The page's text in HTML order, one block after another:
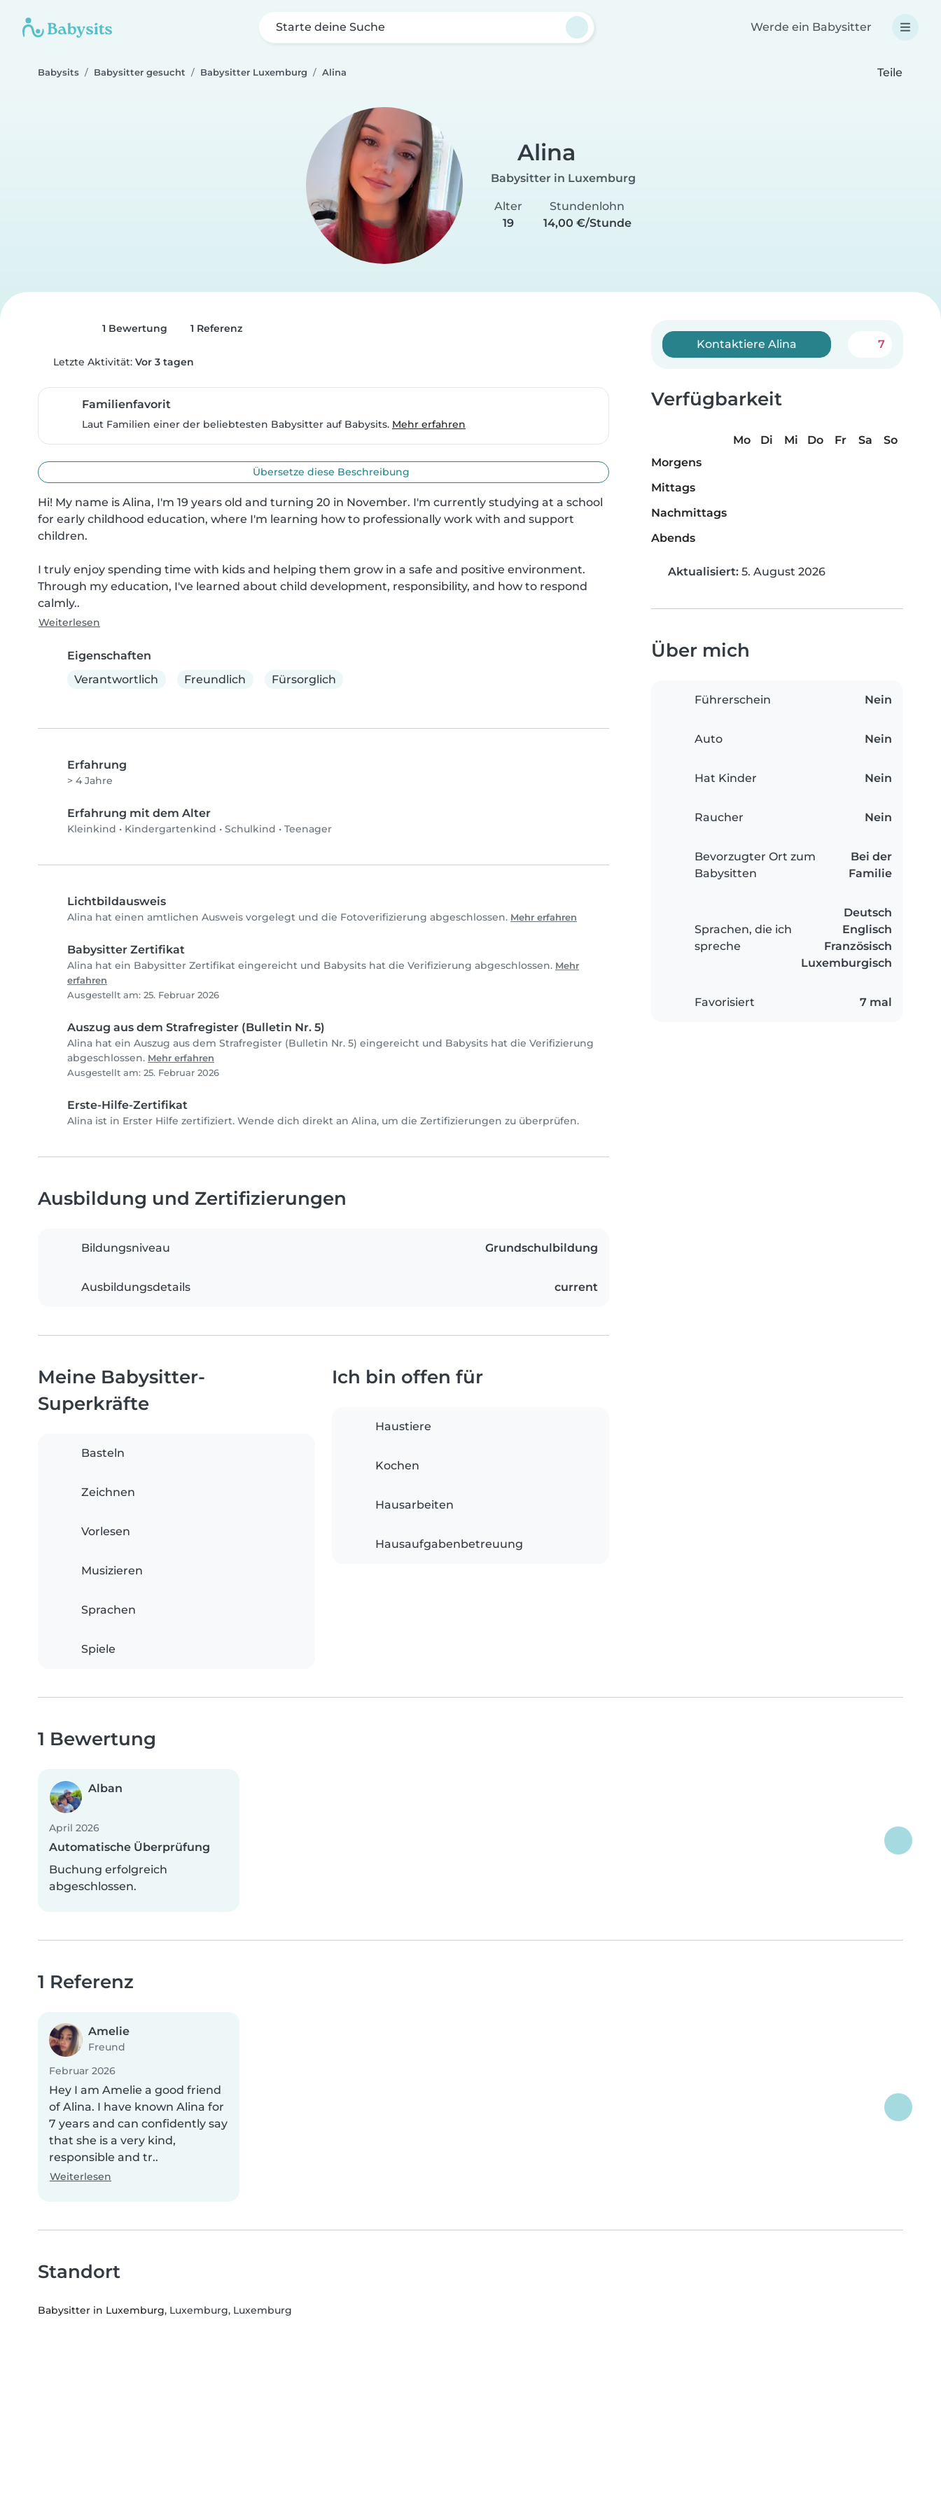
Starte deine Suche Werde ein Babysitter
Babysits Babysitter gesucht Babysitter Luxemburg Alina Teile
Alina
Babysitter in Luxemburg
Alter
19
Stundenlohn
14,00 €/Stunde
1 Bewertung 1 Referenz
Letzte Aktivität: Vor 3 tagen
Familienfavorit
Laut Familien einer der beliebtesten Babysitter auf Babysits. Mehr erfahren
Übersetze diese Beschreibung
Hi! My name is Alina, I'm 19 years old and turning 20 in November. I'm currently studying at a school
for early childhood education, where I'm learning how to professionally work with and support
children.
I truly enjoy spending time with kids and helping them grow in a safe and positive environment.
Through my education, I've learned about child development, responsibility, and how to respond
calmly..
Weiterlesen
Eigenschaften
Verantwortlich
Freundlich Fürsorglich
Erfahrung
> 4 Jahre
Erfahrung mit dem Alter
Kleinkind • Kindergartenkind • Schulkind • Teenager
Lichtbildausweis
Alina hat einen amtlichen Ausweis vorgelegt und die Fotoverifizierung abgeschlossen. Mehr erfahren
Babysitter Zertifikat
Alina hat ein Babysitter Zertifikat eingereicht und Babysits hat die Verifizierung abgeschlossen. Mehr
erfahren
Ausgestellt am: 25. Februar 2026
Auszug aus dem Strafregister (Bulletin Nr. 5)
Alina hat ein Auszug aus dem Strafregister (Bulletin Nr. 5) eingereicht und Babysits hat die Verifizierung
abgeschlossen. Mehr erfahren
Ausgestellt am: 25. Februar 2026
Erste-Hilfe-Zertifikat
Alina ist in Erster Hilfe zertifiziert. Wende dich direkt an Alina, um die Zertifizierungen zu überprüfen.
Kontaktiere Alina 7
Verfügbarkeit
Mo Di Mi Do Fr Sa
So
Morgens
Mittags
Nachmittags
Abends
Aktualisiert: 5. August 2026
Über mich
Führerschein Nein
Auto Nein
Hat Kinder Nein
Raucher Nein
Bevorzugter Ort zum
Babysitten
Bei der
Familie
Sprachen, die ich
spreche
Deutsch
Englisch
Französisch
Luxemburgisch
Favorisiert 7 mal
Ausbildung und Zertifizierungen
Bildungsniveau Grundschulbildung
Ausbildungsdetails current
Meine Babysitter-
Superkräfte
Basteln
Zeichnen
Vorlesen
Musizieren
Sprachen
Spiele
Ich bin offen für
Haustiere
Kochen
Hausarbeiten
Hausaufgabenbetreuung
1 Bewertung
Alban
April 2026
Automatische Überprüfung
Buchung erfolgreich
abgeschlossen.
1 Referenz
Amelie
Freund
Februar 2026
Hey I am Amelie a good friend
of Alina. I have known Alina for
7 years and can confidently say
that she is a very kind,
responsible and tr..
Weiterlesen
Standort
Babysitter in Luxemburg, Luxemburg, Luxemburg